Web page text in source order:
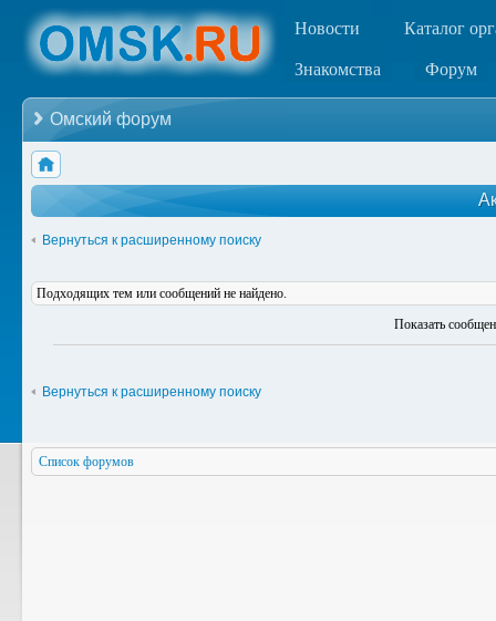
Новости Каталог
Знакомства Форум
Омский форум
Вернуться к расширенному поиску
Подходящих тем или сообщений не найдено.
Показать
Вернуться к расширенному поиску
Список форумов